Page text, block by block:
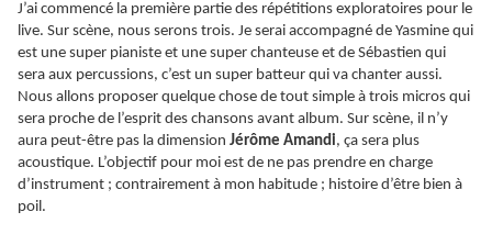
J’ai commencé la première partie des répétitions exploratoires pour le
live. Sur scène, nous serons trois. Je serai accompagné de Yasmine qui
est une super pianiste et une super chanteuse et de Sébastien qui
sera aux percussions, c’est un super batteur qui va chanter aussi.
Nous allons proposer quelque chose de tout simple à trois micros qui
sera proche de l’esprit des chansons avant album. Sur scène, il n’y
aura peut-être pas la dimension Jérôme Amandi, ça sera plus
acoustique. L’objectif pour moi est de ne pas prendre en charge
d’instrument ; contrairement à mon habitude ; histoire d’être bien à
poil.